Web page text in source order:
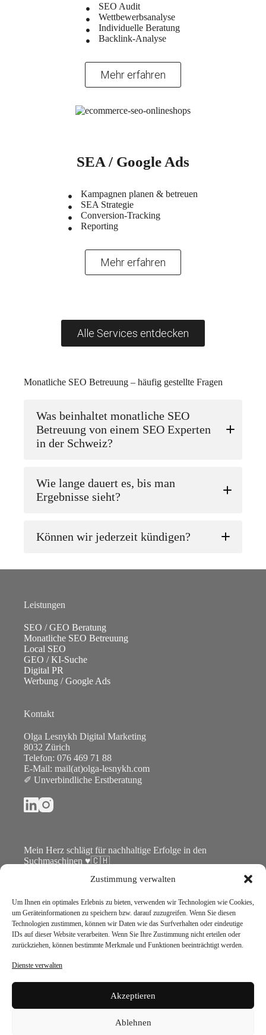
Zustimmung verwalten
Um Ihnen ein optimales Erlebnis zu bieten, verwenden wir Technologien wie Cookies,
um Geräteinformationen zu speichern bzw. darauf zuzugreifen. Wenn Sie diesen
Technologien zustimmen, können wir Daten wie das Surfverhalten oder eindeutige
IDs auf dieser Website verarbeiten. Wenn Sie Ihre Zustimmung nicht erteilen oder
zurückziehen, können bestimmte Merkmale und Funktionen beeinträchtigt werden.
Dienste verwalten
Akzeptieren
Ablehnen
SEO Audit
Wettbewerbsanalyse
Individuelle Beratung
Backlink-Analyse
Mehr erfahren
SEA / Google Ads
Kampagnen planen & betreuen
SEA Strategie
Conversion-Tracking
Reporting
Mehr erfahren
Alle Services entdecken
Monatliche SEO Betreuung – häufig gestellte Fragen
Was beinhaltet monatliche SEO
Betreuung von einem SEO Experten
in der Schweiz?
verschiedene Onpage
Backlinks
Analysen und Recherchen
Betreuung von Google Ads Kampagnen
Wie lange dauert es, bis man
Ergebnisse sieht?
Können wir jederzeit kündigen?
Leistungen
SEO / GEO Beratung
Monatliche SEO Betreuung
Local SEO
GEO / KI-Suche
Digital PR
Werbung / Google Ads
Kontakt
Olga Lesnykh Digital Marketing
8032 Zürich
Telefon:076 469 71 88
E-Mail:mail(at)olga-lesnykh.com
✐ Unverbindliche Erstberatung
Mein Herz schlägt für nachhaltige Erfolge in den
Suchmaschinen ♥🇨🇭
Impressum